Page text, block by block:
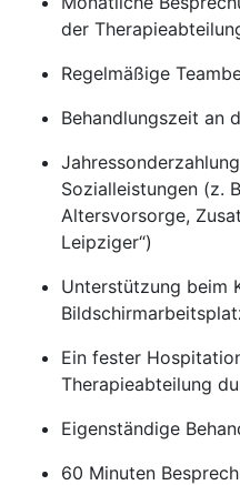
der
Regelmäßige
Behandlungszeit an
Sozialleistungen (z.
Altersvorsorge,
Leipziger“)
Unterstützung beim
Ein fester
Therapieabteilung
Eigenständige
60 Minuten